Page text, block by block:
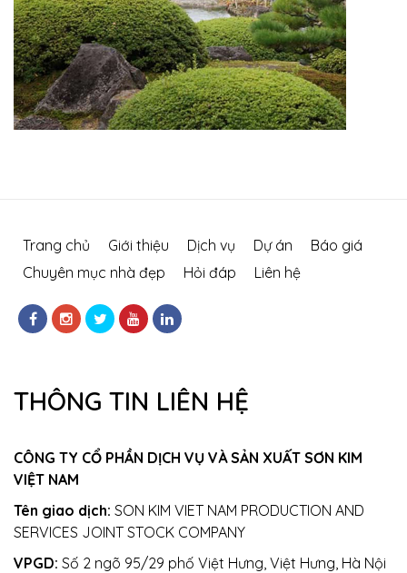
Trang chủ Giới thiệu Dịch vụ Dự án
Báo giá
Chuyên mục nhà đẹp
Hỏi đáp Liên hệ
THÔNG TIN LIÊN HỆ
CÔNG TY CỔ PHẦN DỊCH VỤ VÀ SẢN XUẤT SƠN KIM
VIỆT NAM
Tên giao dịch: SON KIM VIET NAM PRODUCTION AND
SERVICES JOINT STOCK COMPANY
VPGD: Số 2 ngõ 95/29 phố Việt Hưng, Việt Hưng, Hà Nội